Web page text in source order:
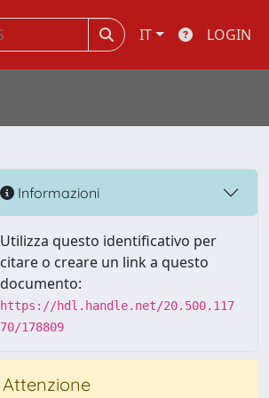
IT LOGIN
Informazioni
Utilizza questo identificativo per
citare o creare un link a questo
documento:
https://hdl.handle.net/20.500.117
70/178809
Attenzione